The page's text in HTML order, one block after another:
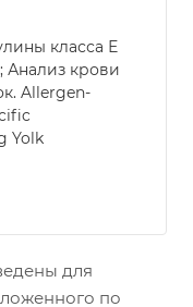
класса Е
Анализ крови
Allergen-
Yolk
для
по